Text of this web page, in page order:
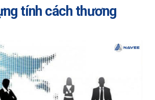
tính cách thương